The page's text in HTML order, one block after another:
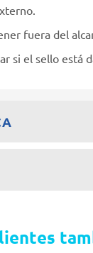
fuera del
si el sello está